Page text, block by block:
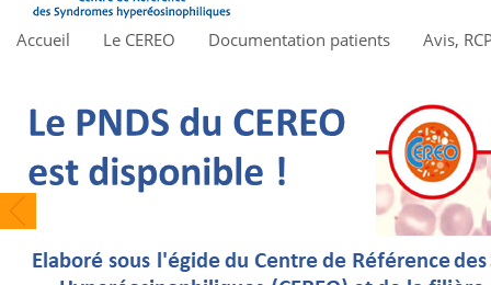
Accueil Le CEREO Documentation patients Avis,